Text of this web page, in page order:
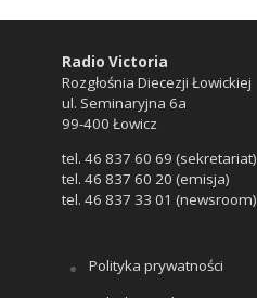
Radio Victoria
Rozgłośnia Diecezji Łowickiej
ul. Seminaryjna 6a
99-400 Łowicz
tel. 46 837 60 69 (sekretariat)
tel. 46 837 60 20 (emisja)
tel. 46 837 33 01 (newsroom)
Polityka prywatności